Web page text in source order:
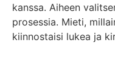
kanssa. Aiheen
prosessia. Mieti,
kiinnostaisi lukea ja